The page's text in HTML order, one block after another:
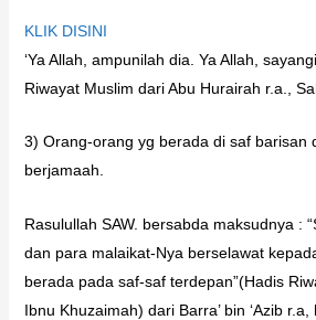
KLIK DISINI
‘Ya Allah, ampunilah dia. Ya Allah,
Riwayat Muslim dari Abu Hurairah r.a.,
3) Orang-orang yg berada di saf barisan
berjamaah.
Rasulullah SAW. bersabda maksudnya :
dan para malaikat-Nya berselawat
berada pada saf-saf terdepan”(Hadis
Ibnu Khuzaimah) dari Barra’ bin ‘Azib